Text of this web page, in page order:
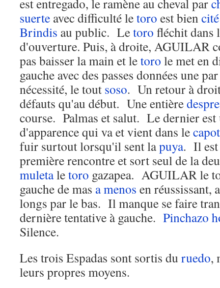
est entregado, le ramène au cheval par
suerte avec difficulté letoro est biencité
Brindis au public. Letoro fléchit dans
d'ouverture. Puis, à droite, AGUILAR
pas baisser la main et letoro le met en
gauche avec des passes données une
nécessité, le tout soso. Un retour à
défauts qu'au début. Une entière
course. Palmas et salut. Le dernier
d'apparence qui va et vient dans le
fuir surtout lorsqu'il sent lapuya. Il est
première rencontre et sort seul de la
muletaletoro gazapea. AGUILAR le
gauche de mas a menos en réussissant,
longs par le bas. Il manque se faire
dernière tentative à gauche. Pinchazo
Silence.
Les trois Espadas sont sortis du ruedo,
leurs propres moyens.